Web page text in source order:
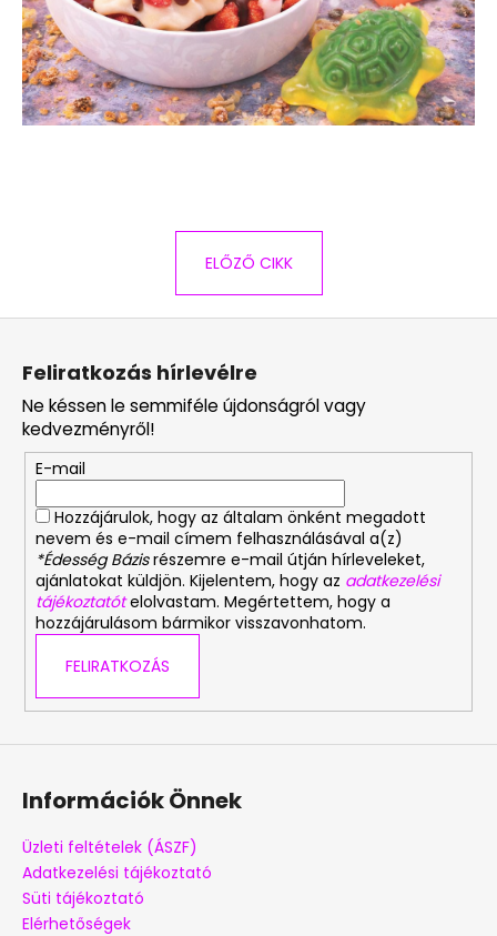
ELŐZŐ CIKK
Feliratkozás hírlevélre
Ne késsen le semmiféle újdonságról vagy
kedvezményről!
E-mail
Hozzájárulok, hogy az általam önként megadott
nevem és e-mail címem felhasználásával a(z)
*Édesség Bázisrészemre e-mail útján hírleveleket,
ajánlatokat küldjön. Kijelentem, hogy az adatkezelési
tájékoztatót elolvastam. Megértettem, hogy a
hozzájárulásom bármikor visszavonhatom.
FELIRATKOZÁS
Információk Önnek
Üzleti feltételek (ÁSZF)
Adatkezelési tájékoztató
Süti tájékoztató
Elérhetőségek